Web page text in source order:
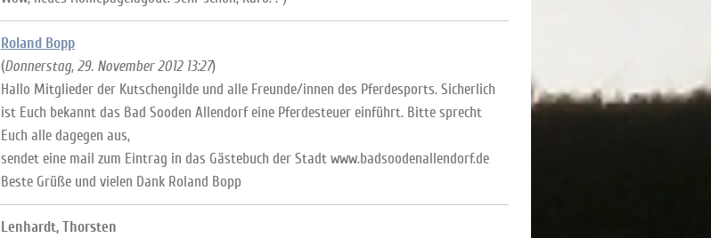
Roland Bopp
(Donnerstag, 29. November 2012 13:27)
Hallo Mitglieder der Kutschengilde und alle Freunde/innen des Pferdesports. Sicherlich
ist Euch bekannt das Bad Sooden Allendorf eine Pferdesteuer einführt. Bitte sprecht
Euch alle dagegen aus,
sendet eine mail zum Eintrag in das Gästebuch der Stadt www.badsoodenallendorf.de
Beste Grüße und vielen Dank Roland Bopp
Lenhardt, Thorsten